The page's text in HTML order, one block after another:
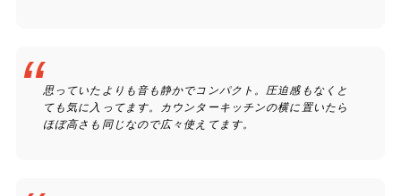
思っていたよりも音も静かでコンパクト。圧迫感もなくと
ても気に入ってます。カウンターキッチンの横に置いたら
ほぼ高さも同じなので広々使えてます。